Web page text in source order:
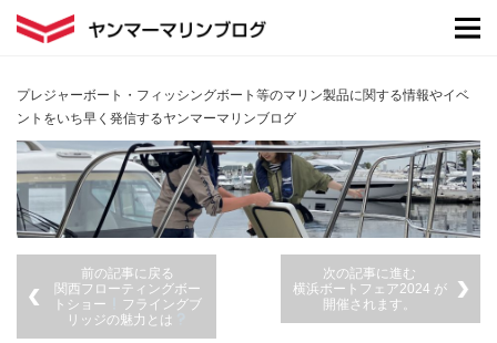
プレジャーボート・フィッシングボート等のマリン製品に関する情報やイベ
ントをいち早く発信するヤンマーマリンブログ
前の記事に戻る
関西フローティングボー
トショー
フライングブ
リッジの魅力とは
次の記事に進む
横浜ボートフェア2024 が
開催されます。